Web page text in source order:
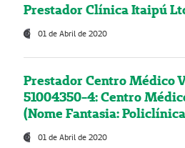
Prestador Clínica Itaipú
01 de Abril de 2020
Prestador Centro Médico
51004350-4: Centro
(Nome Fantasia:
01 de Abril de 2020